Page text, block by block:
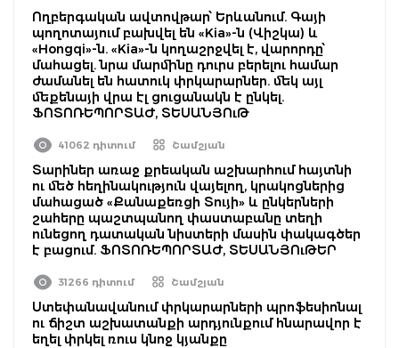
Ողբերգական ավտովթար՝ Երևանում. Գայի
պողոտայում բախվել են «Kia»-ն (Վիշկա) և
«Hongqi»-ն. «Kia»-ն կողաշրջվել է, վարորդը՝
մահացել. նրա մարմինը դուրս բերելու համար
ժամանել են հատուկ փրկարարներ. մեկ այլ
մեքենայի վրա էլ ցուցանակն է ընկել.
ՖՈՏՈՌԵՊՈՐՏԱԺ, ՏԵՍԱՆՅՈւԹ
41062 դիտում Շամշյան
Տարիներ առաջ քրեական աշխարհում հայտնի
ու մեծ հեղինակություն վայելող, կրակոցներից
մահացած «Քանաքեռցի Տույի» և ընկերների
շահերը պաշտպանող փաստաբանը տեղի
ունեցող դատական նիստերի մասին փակագծեր
է բացում. ՖՈՏՈՌԵՊՈՐՏԱԺ, ՏԵՍԱՆՅՈւԹԵՐ
31266 դիտում Շամշյան
Ստեփանավանում փրկարարների պրոֆեսիոնալ
ու ճիշտ աշխատանքի արդյունքում հնարավոր է
եղել փրկել ռուս կնոջ կյանքը